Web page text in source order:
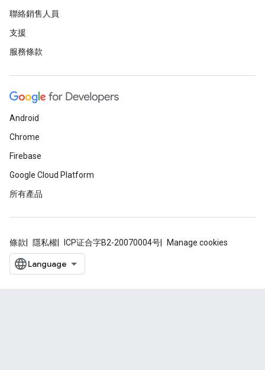
聯絡銷售人員
支援
服務條款
Android
Chrome
Firebase
Google Cloud Platform
所有產品
條款 隱私權 ICP证合字B2-20070004号 Manage cookies